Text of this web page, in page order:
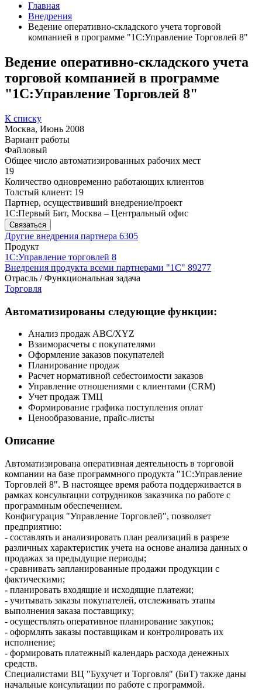
Главная
Внедрения
Ведение оперативно-складского учета торговой
компанией в программе "1С:Управление Торговлей 8"
Ведение оперативно-складского учета
торговой компанией в программе
"1С:Управление Торговлей 8"
К списку
Москва, Июнь 2008
Вариант работы
Файловый
Общее число автоматизированных рабочих мест
19
Количество одновременно работающих клиентов
Толстый клиент: 19
Партнер, осуществивший внедрение/проект
1С:Первый Бит, Москва – Центральный офис
Связаться
Другие внедрения партнера 6305
Продукт
1С:Управление торговлей 8
Внедрения продукта всеми партнерами "1С" 89277
Отрасль / Функциональная задача
Торговля
Автоматизированы следующие функции:
Анализ продаж ABC/XYZ
Взаиморасчеты с покупателями
Оформление заказов покупателей
Планирование продаж
Расчет нормативной себестоимости заказов
Управление отношениями с клиентами (CRM)
Учет продаж ТМЦ
Формирование графика поступления оплат
Ценообразование, прайс-листы
Описание
Автоматизирована оперативная деятельность в торговой
компании на базе программного продукта "1С:Управление
Торговлей 8". В настоящее время работа поддерживается в
рамках консультации сотрудников заказчика по работе с
программным обеспечением.
Конфигурация "Управление Торговлей", позволяет
предприятию:
- составлять и анализировать план реализаций в разрезе
различных характеристик учета на основе анализа данных о
продажах за предыдущие периоды;
- сравнивать запланированные продажи продукции с
фактическими;
- планировать входящие и исходящие платежи;
- учитывать заказы покупателей, отслеживать этапы
выполнения заказа поставщику;
- осуществлять оперативное планирование закупок;
- оформлять заказы поставщикам и контролировать их
исполнение;
- формировать платежный календарь расхода денежных
средств.
Специалистами ВЦ "Бухучет и Торговля" (БиТ) также даны
начальные консультации по работе с программой.